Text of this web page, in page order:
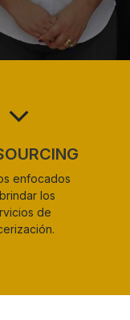
enfocados
los
de